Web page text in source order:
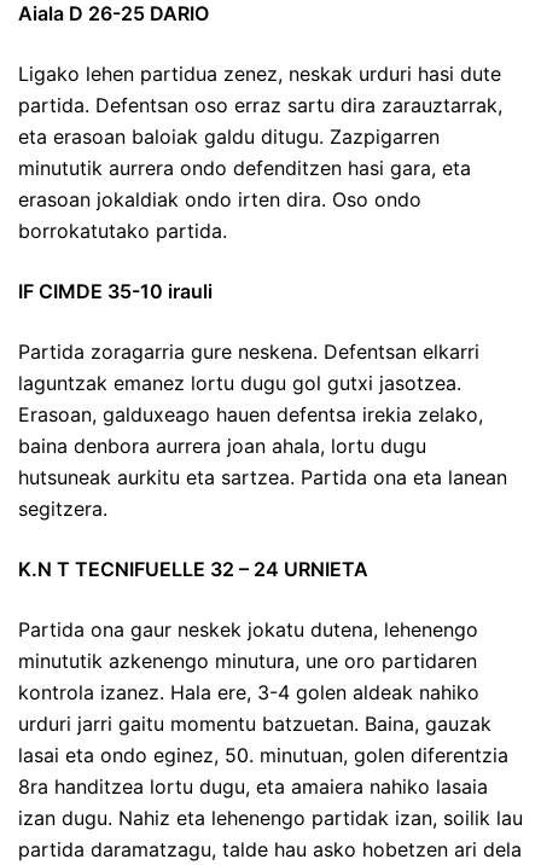
Aiala D 26-25 DARIO
Ligako lehen partidua zenez, neskak urduri hasi dute
partida. Defentsan oso erraz sartu dira zarauztarrak,
eta erasoan baloiak galdu ditugu. Zazpigarren
minututik aurrera ondo defenditzen hasi gara, eta
erasoan jokaldiak ondo irten dira. Oso ondo
borrokatutako partida.
IF CIMDE 35-10 irauli
Partida zoragarria gure neskena. Defentsan elkarri
laguntzak emanez lortu dugu gol gutxi jasotzea.
Erasoan, galduxeago hauen defentsa irekia zelako,
baina denbora aurrera joan ahala, lortu dugu
hutsuneak aurkitu eta sartzea. Partida ona eta lanean
segitzera.
K.N T TECNIFUELLE 32 – 24 URNIETA
Partida ona gaur neskek jokatu dutena, lehenengo
minututik azkenengo minutura, une oro partidaren
kontrola izanez. Hala ere, 3-4 golen aldeak nahiko
urduri jarri gaitu momentu batzuetan. Baina, gauzak
lasai eta ondo eginez, 50. minutuan, golen diferentzia
8ra handitzea lortu dugu, eta amaiera nahiko lasaia
izan dugu. Nahiz eta lehenengo partidak izan, soilik lau
partida daramatzagu, talde hau asko hobetzen ari dela